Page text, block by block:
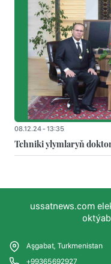
08.12.24 - 13:35
Tehniki ylymlaryň
ussatnews.com
Aşgabat, Turkmenistan
+99365692927